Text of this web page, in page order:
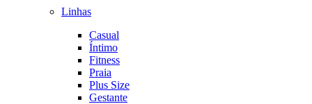
Linhas
Casual
Íntimo
Fitness
Praia
Plus Size
Gestante